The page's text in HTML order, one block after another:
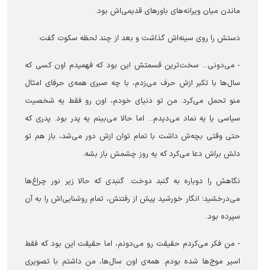
ماندن میان ویرانه‌های باورهای قدیمی‌اش بود.
دستش را روی سینه‌اش گذاشت و بعد از چند لحظه سکوت گفت:
- می‌دونی... سخت‌ترین قسمتش این بود که فهمیدم اون کسی که
سال‌ها با تکبر ازش حرف می‌زدم، با چه صبری همه‌ی حرفای امثال
منو تحمل می‌کرد. من تو دنیای خودم، اون رو فقط یه شخصیت
سیاسی یا یه نماد می‌دیدم... اما حالا می‌بینم یه پدر بود. پدری که
حتی وقتی بچه‌ش داشت با تمام توان ازش دور می‌شد، باز هم تو
دلش براش دعا می‌کرد که یه روز چشمش باز بشه.
نگاهش را دوباره به گنبد دوخت. گنبدی که حالا زیر نور چراغ‌ها
می‌درخشید؛ انگار خورشید پیش از رفتنش، تمام روشنایی‌اش را به آن
سپرده بود.
- من فکر می‌کردم حقیقت رو می‌دونم، اما حقیقت این بود که فقط
اسیر موج‌ها شده بودم. همه‌ی اون سال‌ها، من داشتم با تصویری